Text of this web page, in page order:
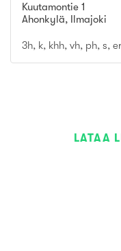
Kuutamontie 1
Ahonkylä, Ilmajoki
3h, k, khh, vh, ph, s,
LATAA